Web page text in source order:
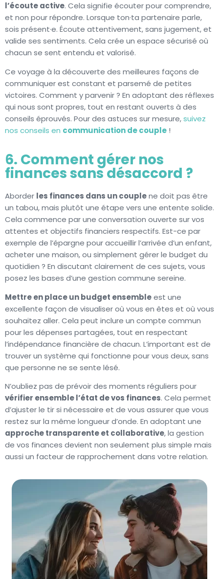
l’écoute active. Cela signifie écouter pour comprendre,
et non pour répondre. Lorsque ton·ta partenaire parle,
sois présent·e. Écoute attentivement, sans jugement, et
valide ses sentiments. Cela crée un espace sécurisé où
chacun se sent entendu et valorisé.
Ce voyage à la découverte des meilleures façons de
communiquer est constant et parsemé de petites
victoires. Comment y parvenir ? En adoptant des réflexes
qui nous sont propres, tout en restant ouverts à des
conseils éprouvés. Pour des astuces sur mesure,suivez
nos conseils en communication de couple !
6. Comment gérer nos
finances sans désaccord ?
Aborder les finances dans un couplene doit pas être
un tabou, mais plutôt une étape vers une entente solide.
Cela commence par une conversation ouverte sur vos
attentes et objectifs financiers respectifs. Est-ce par
exemple de l’épargne pour accueillir l’arrivée d’un enfant,
acheter une maison, ou simplement gérer le budget du
quotidien ? En discutant clairement de ces sujets, vous
posez les bases d’une gestion commune sereine.
Mettre en place un budget ensembleest une
excellente façon de visualiser où vous en êtes et où vous
souhaitez aller. Cela peut inclure un compte commun
pour les dépenses partagées, tout en respectant
l’indépendance financière de chacun. L’important est de
trouver un système qui fonctionne pour vous deux, sans
que personne ne se sente lésé.
N’oubliez pas de prévoir des moments réguliers pour
vérifier ensemble l’état de vos finances. Cela permet
d’ajuster le tir si nécessaire et de vous assurer que vous
restez sur la même longueur d’onde. En adoptant une
approche transparente et collaborative, la gestion
de vos finances devient non seulement plus simple mais
aussi un facteur de rapprochement dans votre relation.